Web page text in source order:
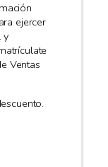
ejercer
y
Ventas